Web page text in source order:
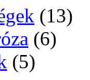
(13)
(6)
(5)